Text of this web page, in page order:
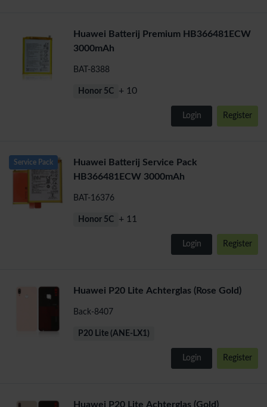
Huawei Batterij Premium HB366481ECW
3000mAh
BAT-8388
Honor 5C + 10
Login Register
Service Pack
Huawei Batterij Service Pack
HB366481ECW 3000mAh
BAT-16376
Honor 5C + 11
Login Register
Huawei P20 Lite Achterglas (Rose Gold)
Back-8407
P20 Lite (ANE-LX1)
Login Register
Huawei P20 Lite Achterglas (Gold)